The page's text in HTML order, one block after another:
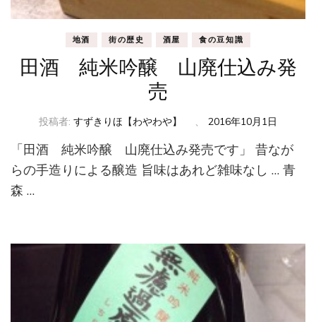
地酒 街の歴史 酒屋 食の豆知識
田酒 純米吟醸 山廃仕込み発
売
投稿者: すずきりほ【わやわや】 、 2016年10月1日
「田酒 純米吟醸 山廃仕込み発売です」 昔なが
らの手造りによる醸造 旨味はあれど雑味なし … 青
森 …